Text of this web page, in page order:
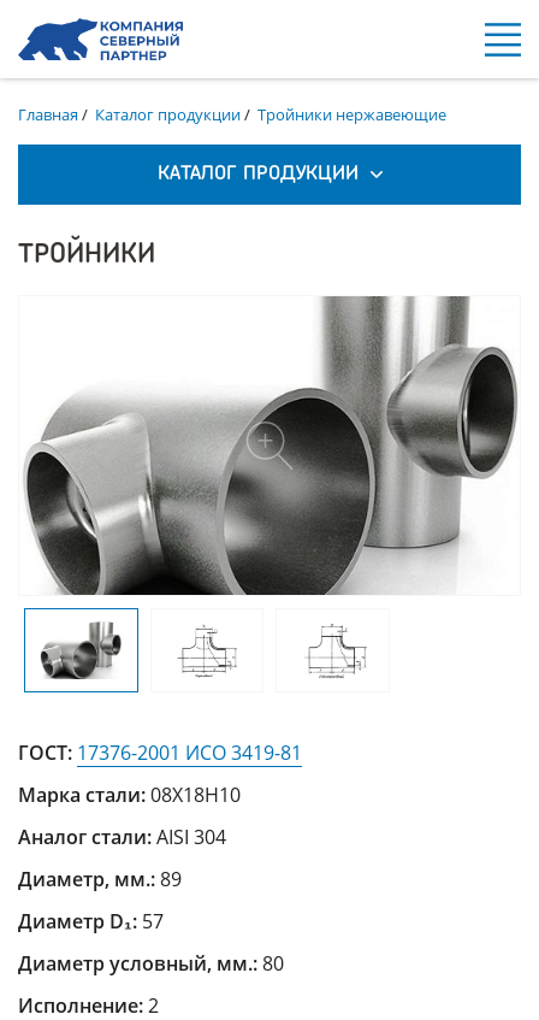
Главная/ Каталог продукции/ Тройники нержавеющие
КАТАЛОГ ПРОДУКЦИИ
ТРОЙНИКИ
ГОСТ: 17376-2001 ИСО 3419-81
Марка стали:08Х18Н10
Аналог стали:AISI 304
Диаметр, мм.:89
Диаметр D₁: 57
Диаметр условный, мм.:80
Исполнение:2